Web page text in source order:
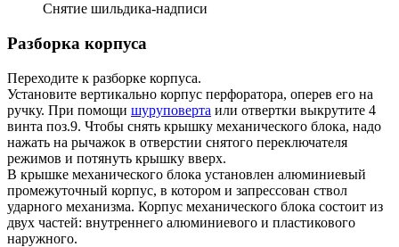
Снятие шильдика-надписи
Разборка корпуса
Переходите к разборке корпуса.
Установите вертикально корпус перфоратора, оперев его на
ручку. При помощи шуруповерта или отвертки выкрутите 4
винта поз.9. Чтобы снять крышку механического блока, надо
нажать на рычажок в отверстии снятого переключателя
режимов и потянуть крышку вверх.
В крышке механического блока установлен алюминиевый
промежуточный корпус, в котором и запрессован ствол
ударного механизма. Корпус механического блока состоит из
двух частей: внутреннего алюминиевого и пластикового
наружного.